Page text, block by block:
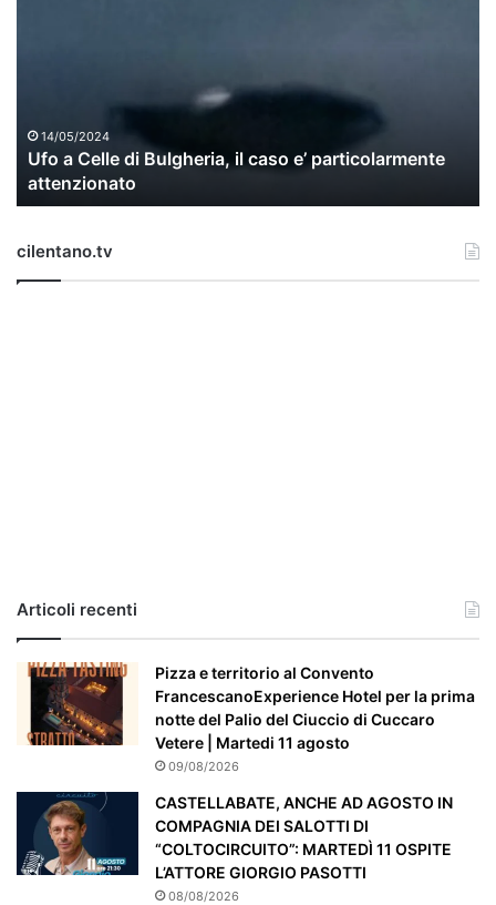
i
u
l
e
p
o
14/05/2024
Ufo a Celle di Bulgheria, il caso e’ particolarmente
attenzionato
cilentano.tv
Articoli recenti
Pizza e territorio al Convento
FrancescanoExperience Hotel per la prima
notte del Palio del Ciuccio di Cuccaro
Vetere | Martedi 11 agosto
09/08/2026
CASTELLABATE, ANCHE AD AGOSTO IN
COMPAGNIA DEI SALOTTI DI
“COLTOCIRCUITO”: MARTEDÌ 11 OSPITE
L’ATTORE GIORGIO PASOTTI
08/08/2026